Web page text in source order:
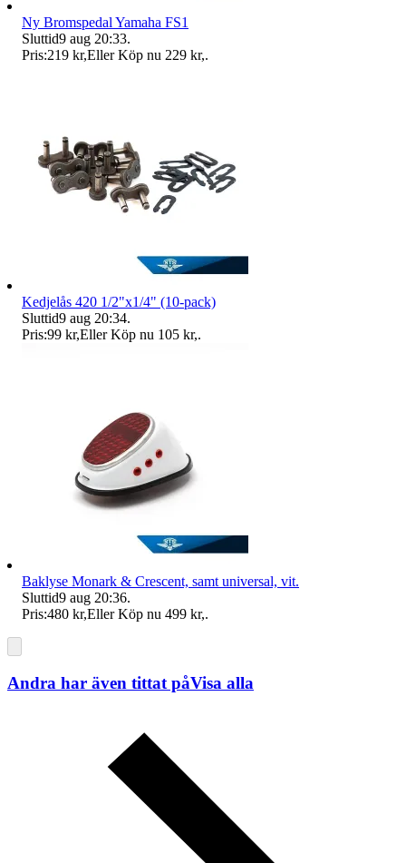
Ny Bromspedal Yamaha FS1
Sluttid9 aug 20:33.
Pris:219 kr,Eller Köp nu 229 kr,.
Kedjelås 420 1/2"x1/4" (10-pack)
Sluttid9 aug 20:34.
Pris:99 kr,Eller Köp nu 105 kr,.
Baklyse Monark & Crescent, samt universal, vit.
Sluttid9 aug 20:36.
Pris:480 kr,Eller Köp nu 499 kr,.
Andra har även tittat påVisa alla